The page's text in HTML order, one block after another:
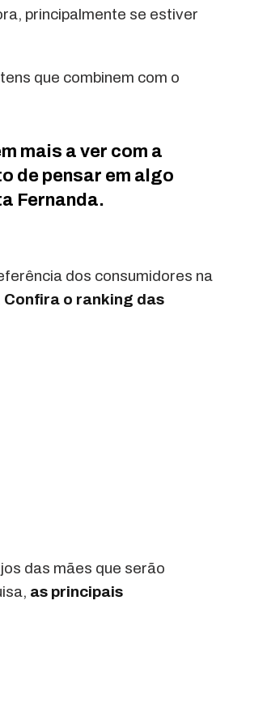
principalmente se estiver
que combinem com o
mais a ver com a
de pensar em algo
Fernanda.
dos consumidores na
Confira o ranking das
das mães que serão
as principais